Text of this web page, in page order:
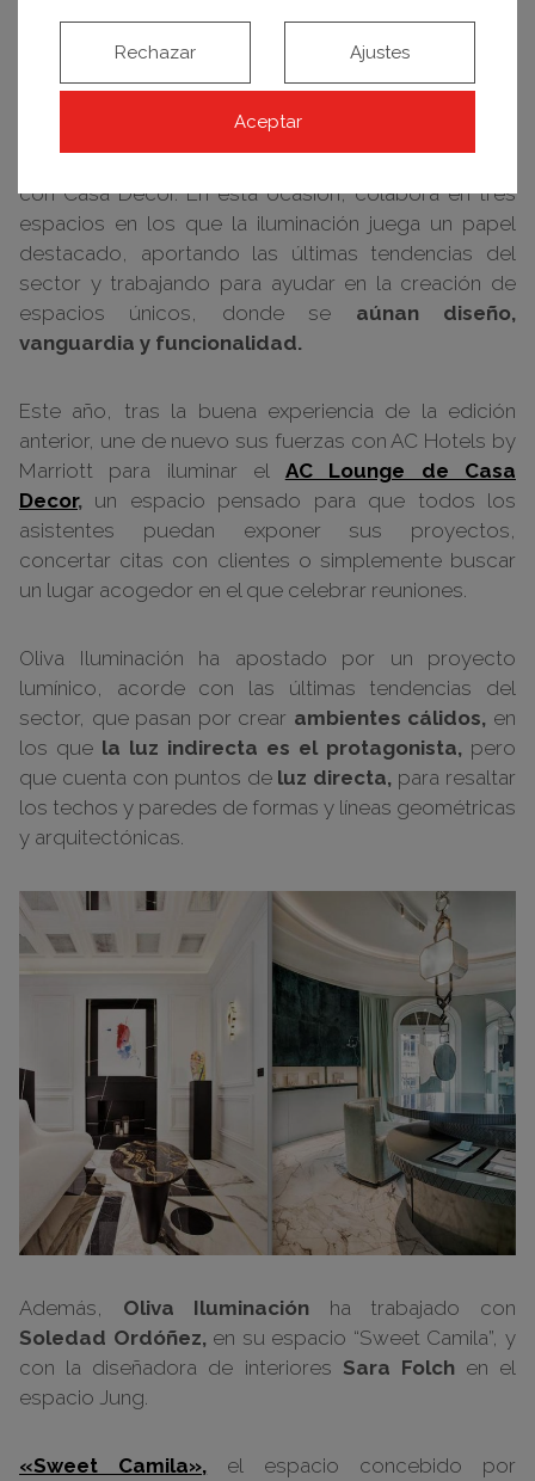
Diseño, vanguardia y funcionalidad, de Oliva
con Casa Decor. En esta ocasión, colabora en tres
espacios en los que la iluminación juega un papel
destacado, aportando las últimas tendencias del
sector y trabajando para ayudar en la creación de
espacios únicos, donde se aúnan diseño,
vanguardia y funcionalidad.
Este año, tras la buena experiencia de la edición
anterior, une de nuevo sus fuerzas con AC Hotels by
Marriott para iluminar el AC Lounge de Casa
Decor, un espacio pensado para que todos los
asistentes puedan exponer sus proyectos,
concertar citas con clientes o simplemente buscar
un lugar acogedor en el que celebrar reuniones.
Oliva Iluminación ha apostado por un proyecto
lumínico, acorde con las últimas tendencias del
sector, que pasan por crear ambientes cálidos, en
los que la luz indirecta es el protagonista, pero
que cuenta con puntos de luz directa, para resaltar
los techos y paredes de formas y líneas geométricas
y arquitectónicas.
Además, Oliva Iluminación ha trabajado con
Soledad Ordóñez,en su espacio “Sweet Camila”, y
con la diseñadora de interiores Sara Folchen el
espacio Jung.
«Sweet Camila», el espacio concebido por
Aceptar
Rechazar Ajustes